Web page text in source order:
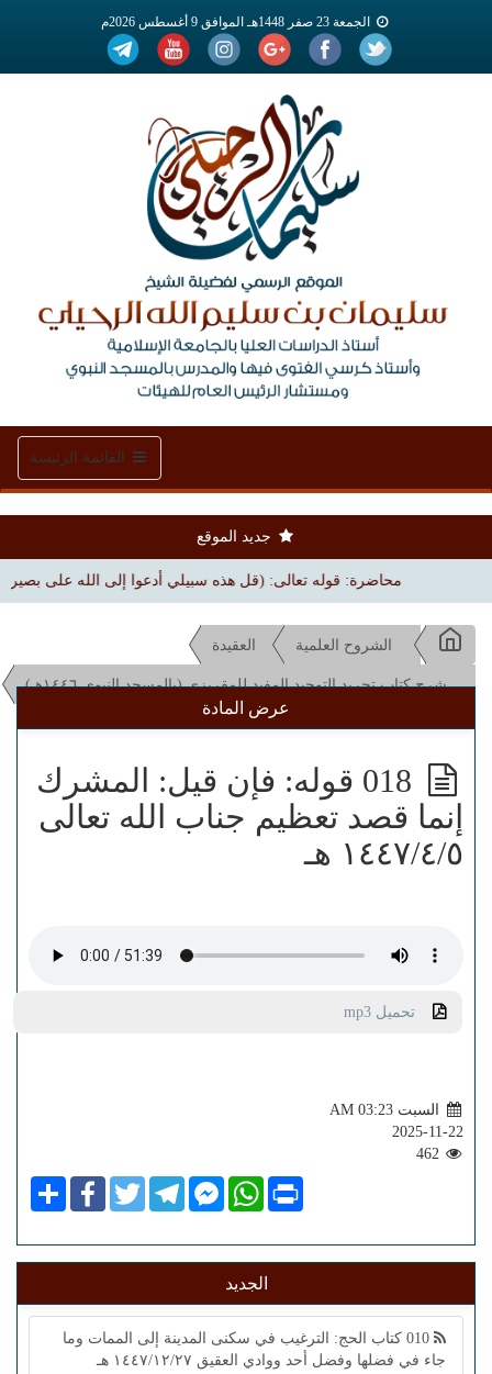
الجمعة 23 صفر 1448هـ الموافق 9 أغسطس 2026م
Toggle
navigation
القائمة الرئيسة
جديد الموقع
محاضرة: قوله تعالى: (قل هذه سبيلي أدعوا إلى الله على بصيرة) | بجامع
الشروح العلمية العقيدة
شرح كتاب تجريد التوحيد المفيد للمقريزي (بالمسجد النبوي ١٤٤٦هـ)
عرض المادة
018 قوله: فإن قيل: المشرك
إنما قصد تعظيم جناب الله تعالى
١٤٤٧/٤/٥ هـ
تحميل mp3
السبت AM 03:23
2025-11-22
ShareFacebookTwitterTelegramFacebook
Messenger
WhatsApp Print
الجديد
010 كتاب الحج: الترغيب في سكنى المدينة إلى الممات وما
جاء في فضلها وفضل أحد ووادي العقيق ١٤٤٧/١٢/٢٧ هـ